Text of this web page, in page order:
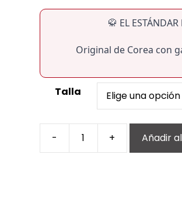
🥋 EL
Original de Corea con
Talla
- + Añadir